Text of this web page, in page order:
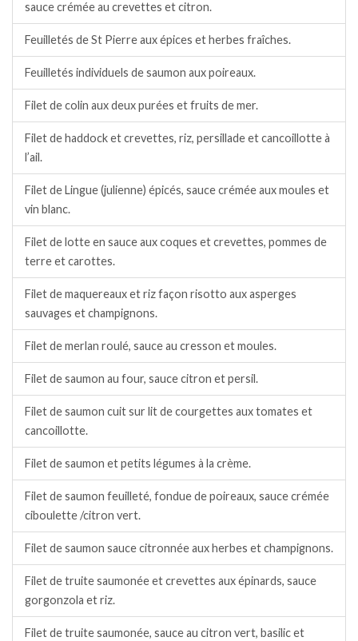
sauce crémée au crevettes et citron.
Feuilletés de St Pierre aux épices et herbes fraîches.
Feuilletés individuels de saumon aux poireaux.
Filet de colin aux deux purées et fruits de mer.
Filet de haddock et crevettes, riz, persillade et cancoillotte à
l’ail.
Filet de Lingue (julienne) épicés, sauce crémée aux moules et
vin blanc.
Filet de lotte en sauce aux coques et crevettes, pommes de
terre et carottes.
Filet de maquereaux et riz façon risotto aux asperges
sauvages et champignons.
Filet de merlan roulé, sauce au cresson et moules.
Filet de saumon au four, sauce citron et persil.
Filet de saumon cuit sur lit de courgettes aux tomates et
cancoillotte.
Filet de saumon et petits légumes à la crème.
Filet de saumon feuilleté, fondue de poireaux, sauce crémée
ciboulette /citron vert.
Filet de saumon sauce citronnée aux herbes et champignons.
Filet de truite saumonée et crevettes aux épinards, sauce
gorgonzola et riz.
Filet de truite saumonée, sauce au citron vert, basilic et